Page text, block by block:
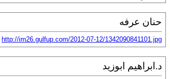
حنان عرفه
http://im26.gulfup.com/2012-07-12/1342090841101.jpg
د.ابراهيم ابوزيد